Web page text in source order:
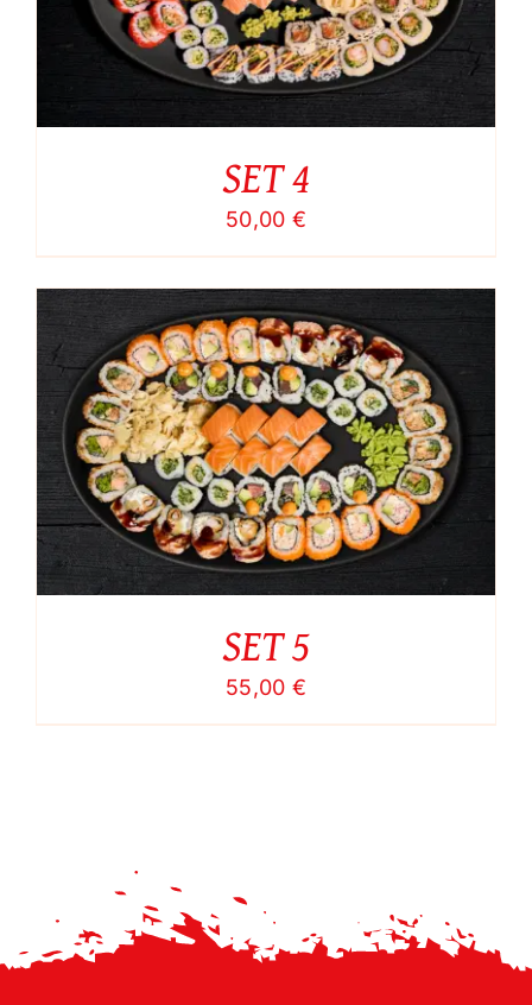
SET 4
50,00 €
SET 5
55,00 €